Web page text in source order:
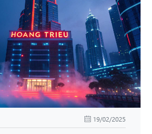
19/02/2025